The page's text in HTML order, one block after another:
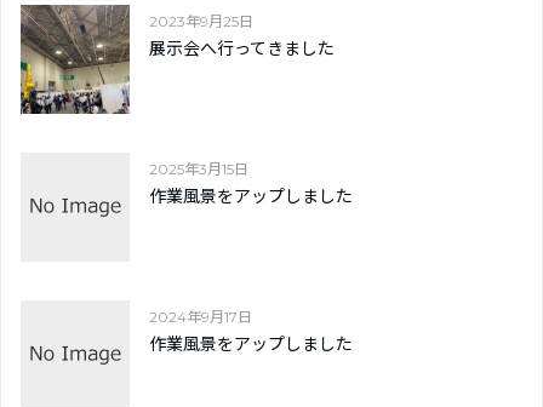
2023年9月25日
展示会へ行ってきました
2025年3月15日
作業風景をアップしました
2024年9月17日
作業風景をアップしました